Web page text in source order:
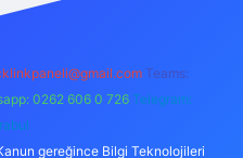
Teams:
0262 606 0 726 Telegram:
gereğince Bilgi Teknolojileri